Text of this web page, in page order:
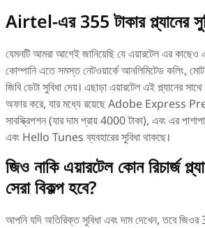
Airtel-এর 355 টাকার প্ল্যানের
যেমনটি আমরা আগেই জানিয়েছি যে এয়ারটেল এর কাছেও
কোম্পানি এতে সমস্ত নেটওয়ার্কে আনলিমিটেড কলিং,
জিবি ডেটা সুবিধা দেয়। এছাড়া এয়ারটেল এই প্ল্যানের
অফার করে, যার মধ্যে রয়েছে Adobe Express
সাবস্ক্রিপশন (যার দাম প্রায় 4000 টাকা), এবং এর
এবং Hello Tunes ব্যবহারের সুবিধা থাকছে।
জিও নাকি এয়ারটেল কোন রিচার্জ
সেরা বিকল্প হবে?
আপনি যদি অতিরিক্ত সুবিধা এবং দাম দেখেন, তবে জিওর